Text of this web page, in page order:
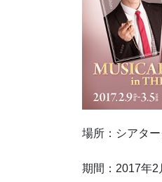
場所：シアタ
期間：2017年2